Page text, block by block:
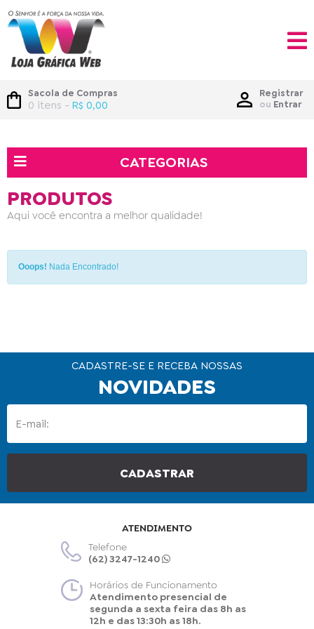
Sacola de Compras
0 itens - R$ 0,00
Registrar
ou Entrar
CATEGORIAS
PRODUTOS
Aqui você encontra a melhor qualidade!
Ooops! Nada Encontrado!
CADASTRE-SE E RECEBA NOSSAS
NOVIDADES
ATENDIMENTO
Telefone
(62) 3247-1240
Horários de Funcionamento
Atendimento presencial de
segunda a sexta feira das 8h as
12h e das 13:30h as 18h.